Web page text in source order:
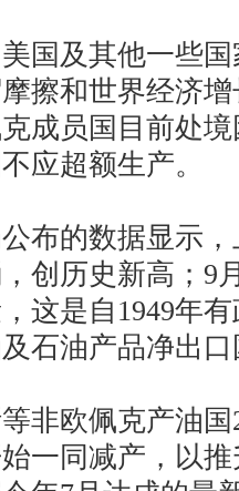
及其他一些国
擦和世界经济
成员国目前处
应超额生产。
的数据显示，
创历史新高；9
这是自1949年
石油产品净出
欧佩克产油国
一同减产，以